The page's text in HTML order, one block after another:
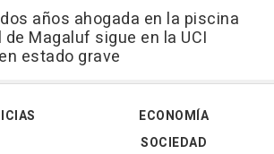
años ahogada en la piscina
Magaluf sigue en la UCI
estado grave
ECONOMÍA
SOCIEDAD